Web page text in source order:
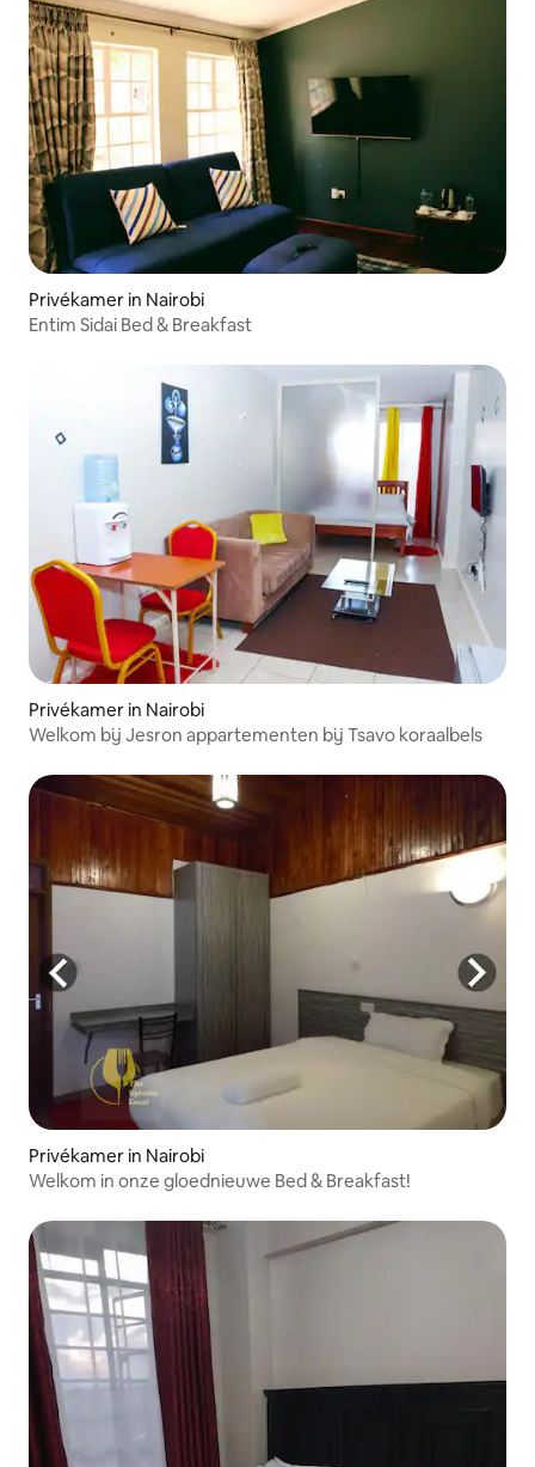
Privékamer in Nairobi
Entim Sidai Bed & Breakfast
Privékamer in Nairobi
Welkom bij Jesron appartementen bij Tsavo koraalbels
Privékamer in Nairobi
Welkom in onze gloednieuwe Bed & Breakfast!